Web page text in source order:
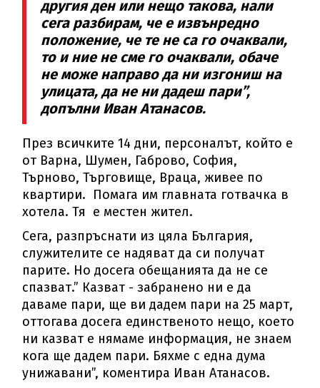
другия ден или нещо такова, нали
сега разбирам, че е извънредно
положение, че те не са го очаквали,
то и ние не сме го очаквали, обаче
не може направо да ни изгониш на
улицата, да не ни дадеш пари”,
допълни Иван Атанасов.
През всичките 14 дни, персоналът, който е
от Варна, Шумен, Габрово, София,
Търново, Търговище, Враца, живее по
квартири. Помага им главната готвачка в
хотела. Тя е местен жител.
Сега, разпръснати из цяла България,
служителите се надяват да си получат
парите. Но досега обещанията да не се
спазват.” Казват - забранено ни е да
даваме пари, ще ви дадем пари на 25 март,
оттогава досега единственото нещо, което
ни казват е нямаме информация, не знаем
кога ще дадем пари. Бяхме с една дума
унижавани”, коментира Иван Атанасов.